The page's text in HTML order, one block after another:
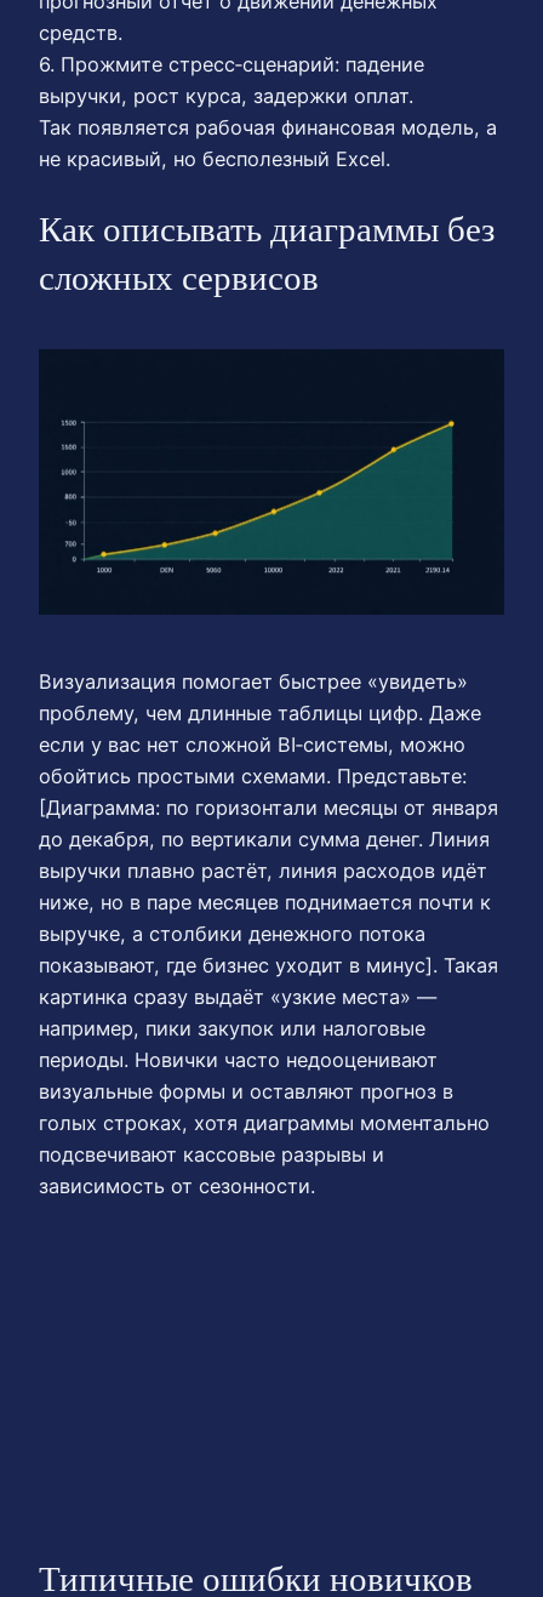
средств.
6. Прожмите стресс‑сценарий: падение
выручки, рост курса, задержки оплат.
Так появляется рабочая финансовая модель, а
не красивый, но бесполезный Excel.
Как описывать диаграммы без
сложных сервисов
Визуализация помогает быстрее «увидеть»
проблему, чем длинные таблицы цифр. Даже
если у вас нет сложной BI‑системы, можно
обойтись простыми схемами. Представьте:
[Диаграмма: по горизонтали месяцы от января
до декабря, по вертикали сумма денег. Линия
выручки плавно растёт, линия расходов идёт
ниже, но в паре месяцев поднимается почти к
выручке, а столбики денежного потока
показывают, где бизнес уходит в минус]. Такая
картинка сразу выдаёт «узкие места» —
например, пики закупок или налоговые
периоды. Новички часто недооценивают
визуальные формы и оставляют прогноз в
голых строках, хотя диаграммы моментально
подсвечивают кассовые разрывы и
зависимость от сезонности.
Типичные ошибки новичков